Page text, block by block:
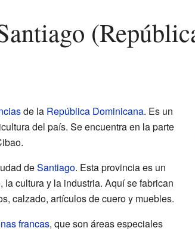
de la República Dominicana. Es un
del país. Se encuentra en la parte
deSantiago. Esta provincia es un
la cultura y la industria. Aquí se fabrican
calzado, artículos de cuero y muebles.
francas, que son áreas especiales